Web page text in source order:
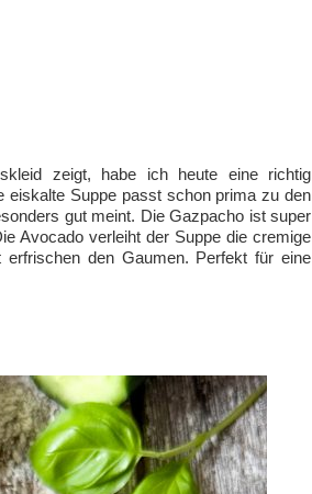
zeigt, habe ich heute eine richtig
eiskalte Suppe passt schon prima zu den
gut meint. Die Gazpacho ist super
Avocado verleiht der Suppe die cremige
den Gaumen. Perfekt für eine